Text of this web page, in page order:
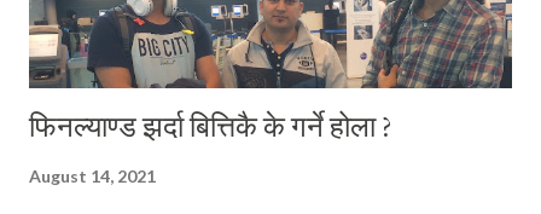
फिनल्याण्ड झर्दा बित्तिकै के गर्ने होला ?
August 14, 2021